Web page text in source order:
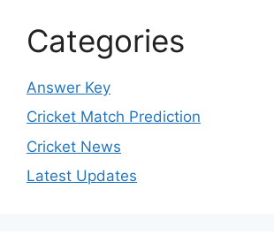
Categories
Answer Key
Cricket Match Prediction
Cricket News
Latest Updates